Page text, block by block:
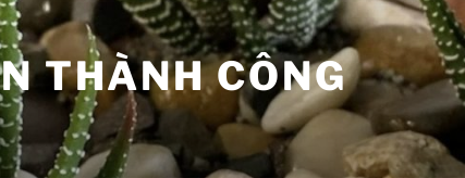
THÀNH CÔNG